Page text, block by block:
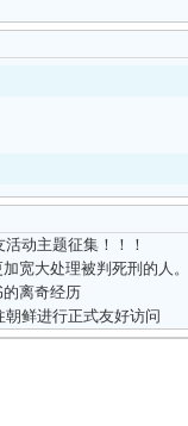
动主题征集！！！
宽大处理被判死刑的人。
的离奇经历
鲜进行正式友好访问